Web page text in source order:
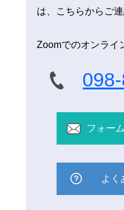
は、こちらからご連
Zoomでのオンライ
フォー
よく